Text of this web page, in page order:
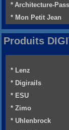
* Architecture-
* Mon Petit Jean
Produits
* Lenz
* Digirails
* ESU
* Zimo
* Uhlenbrock